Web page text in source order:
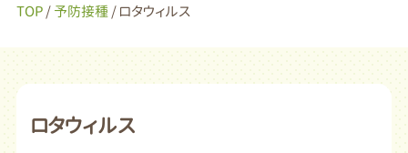
TOP/予防接種 / ロタウィルス
ロタウィルス